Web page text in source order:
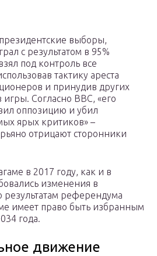
выборы,
с результатом в 95%
под контроль все
тактику ареста
и принудив других
Согласно BBC, «его
оппозицию и убил
ярых критиков» –
отрицают сторонники
в 2017 году, как и в
изменения в
результатам референдума
имеет право быть избранным
года.
движение